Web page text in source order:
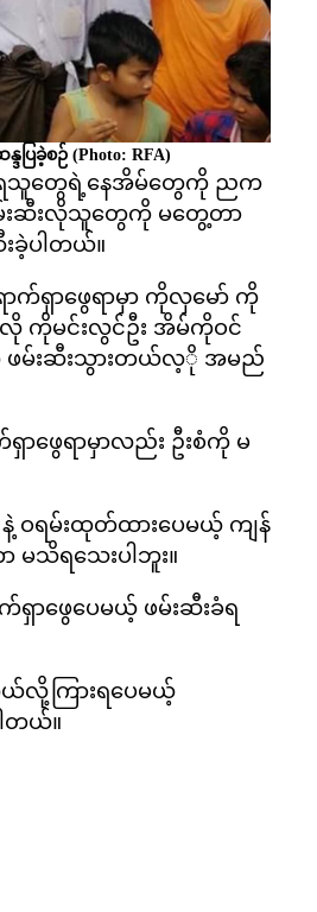
ပြခဲ့စဉ် (Photo: RFA)
ဆရသူတွေရဲ့နေအိမ်တွေကို ညက
မ်းဆီးလိုသူတွေကို မတွေ့တာ
ခဲ့ပါတယ်။
ာက်ရှာဖွေရာမှာ ကိုလှမော် ကို
ကိုမင်းလွင်ဦး အိမ်ကိုဝင်
ကို ဖမ်းဆီးသွားတယ်လ့ို အမည်
ာဖွေရာမှာလည်း ဦးစံကို မ
ဝရမ်းထုတ်ထားပေမယ့် ကျန်
မသိရသေးပါဘူး။
ရှာဖွေပေမယ့် ဖမ်းဆီးခံရ
ယ်လို့ကြားရပေမယ့်
တယ်။